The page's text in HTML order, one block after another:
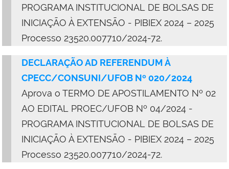
PROGRAMA INSTITUCIONAL DE BOLSAS DE
INICIAÇÃO À EXTENSÃO - PIBIEX 2024 – 2025
Processo 23520.007710/2024-72.
DECLARAÇÃO AD REFERENDUM À
CPECC/CONSUNI/UFOB Nº 020/2024
Aprova o TERMO DE APOSTILAMENTO Nº 02
AO EDITAL PROEC/UFOB Nº 04/2024 -
PROGRAMA INSTITUCIONAL DE BOLSAS DE
INICIAÇÃO À EXTENSÃO - PIBIEX 2024 – 2025
Processo 23520.007710/2024-72.